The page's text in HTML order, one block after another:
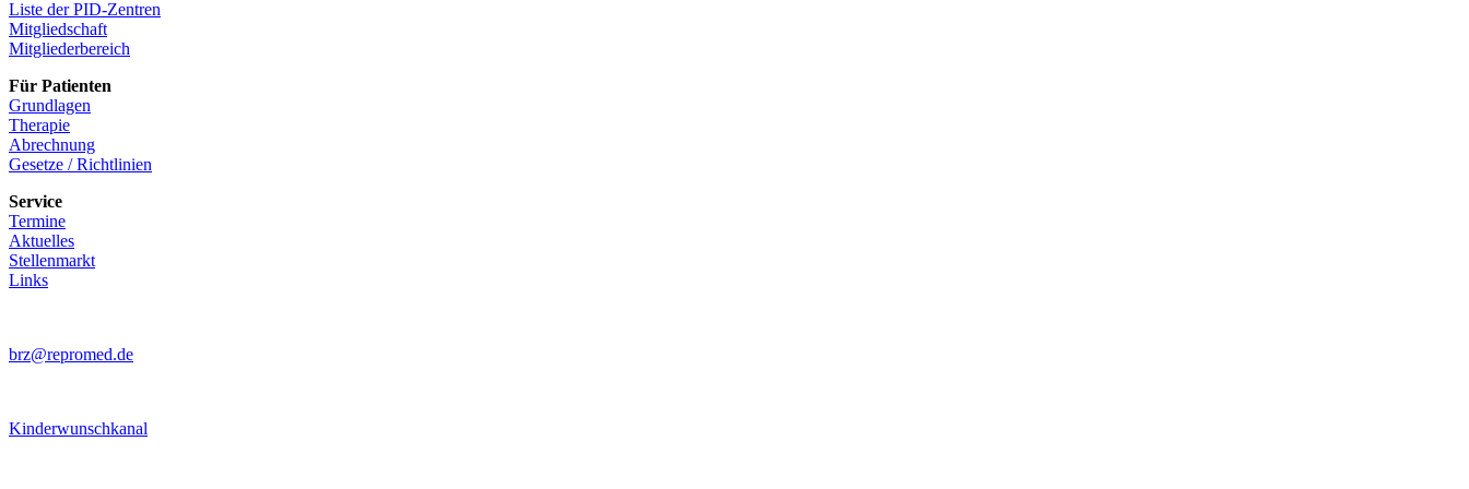
Liste der PID-Zentren
Mitgliedschaft
Mitgliederbereich
Für Patienten
Grundlagen
Therapie
Abrechnung
Gesetze / Richtlinien
Service
Termine
Aktuelles
Stellenmarkt
Links
brz@repromed.de
Kinderwunschkanal